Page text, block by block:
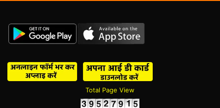
Total Page View